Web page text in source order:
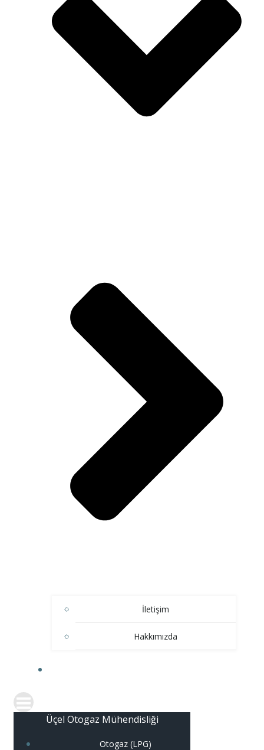
İletişim
Hakkımızda
Üçel Otogaz Mühendisliği
Otogaz (LPG)